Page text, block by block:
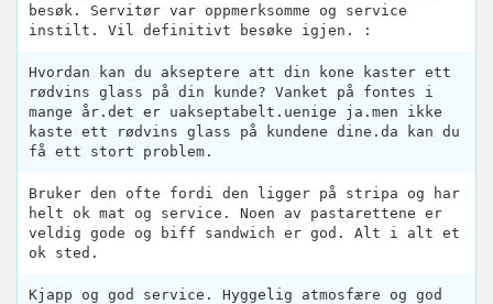
besøk. Servitør var oppmerksomme og service
instilt. Vil definitivt besøke igjen. :
Hvordan kan du akseptere att din kone kaster ett
rødvins glass på din kunde? Vanket på fontes i
mange år.det er uakseptabelt.uenige ja.men ikke
kaste ett rødvins glass på kundene dine.da kan du
få ett stort problem.
Bruker den ofte fordi den ligger på stripa og har
helt ok mat og service. Noen av pastarettene er
veldig gode og biff sandwich er god. Alt i alt et
ok sted.
Kjapp og god service. Hyggelig atmosfære og god